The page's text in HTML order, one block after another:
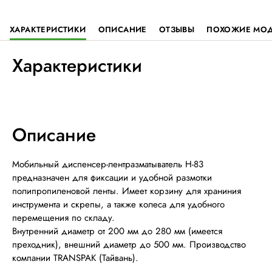
ХАРАКТЕРИСТИКИ ОПИСАНИЕ ОТЗЫВЫ ПОХОЖИЕ
Характеристики
Описание
Мобильный диспенсер-лентразматыватель H-83
предназначен для фиксации и удобной размотки
полипропиленовой ленты. Имеет корзину для храниния
инструмента и скрепы, а также колеса для удобного
перемещения по складу.
Внутренний диаметр от 200 мм до 280 мм (имеется
преходник), внешний диаметр до 500 мм. Производство
компании TRANSPAK (Тайвань).